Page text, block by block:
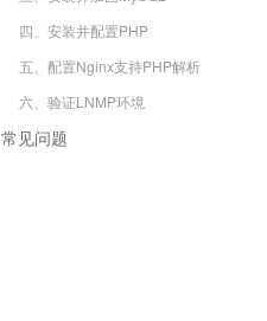
四、安装并配置PHP
五、配置Nginx支持PHP解析
六、验证LNMP环境
常见问题